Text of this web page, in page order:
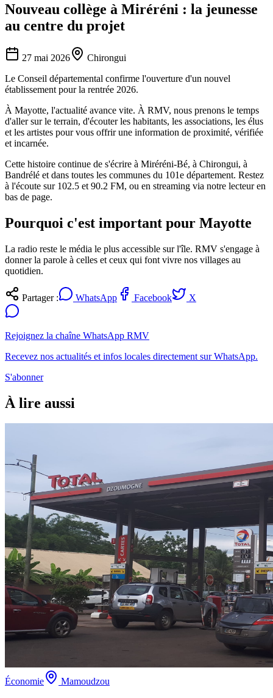
Nouveau collège à Miréréni : la jeunesse
au centre du projet
27 mai 2026
Chirongui
Le Conseil départemental confirme l'ouverture d'un nouvel
établissement pour la rentrée 2026.
À Mayotte, l'actualité avance vite. À RMV, nous prenons le temps
d'aller sur le terrain, d'écouter les habitants, les associations, les élus
et les artistes pour vous offrir une information de proximité, vérifiée
et incarnée.
Cette histoire continue de s'écrire à Miréréni-Bé, à Chirongui, à
Bandrélé et dans toutes les communes du 101e département. Restez
à l'écoute sur 102.5 et 90.2 FM, ou en streaming via notre lecteur en
bas de page.
Pourquoi c'est important pour Mayotte
La radio reste le média le plus accessible sur l'île. RMV s'engage à
donner la parole à celles et ceux qui font vivre nos villages au
quotidien.
Partager : WhatsApp Facebook X
Rejoignez la chaîne WhatsApp RMV
Recevez nos actualités et infos locales directement sur WhatsApp.
S'abonner
À lire aussi
Économie Mamoudzou